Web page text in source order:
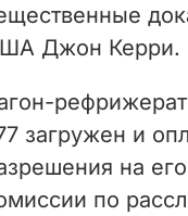
Джон Керри.
загружен и
на
по